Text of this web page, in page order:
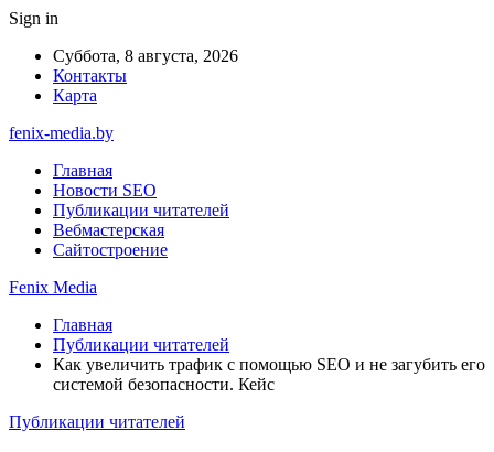
Sign in
Суббота, 8 августа, 2026
Контакты
Карта
fenix-media.by
Главная
Новости SEO
Публикации читателей
Вебмастерская
Сайтостроение
Fenix Media
Главная
Публикации читателей
Как увеличить трафик с помощью SEO и не загубить его
системой безопасности. Кейс
Публикации читателей